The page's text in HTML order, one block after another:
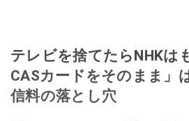
テレビを捨てたらNHKは
CASカードをそのまま」
信料の落とし穴